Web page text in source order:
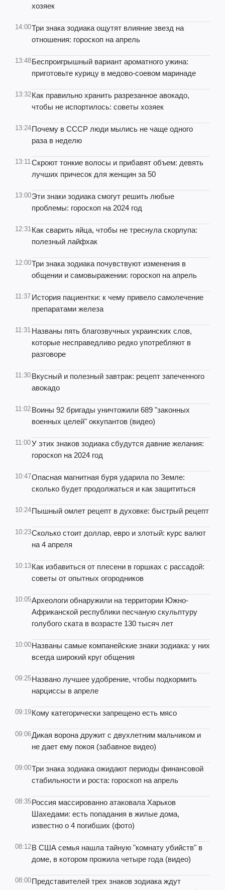
хозяек
14:00Три знака зодиака ощутят влияние звезд на
отношения: гороскоп на апрель
13:48Беспроигрышный вариант ароматного ужина:
приготовьте курицу в медово-соевом маринаде
13:32Как правильно хранить разрезанное авокадо,
чтобы не испортилось: советы хозяек
13:24Почему в СССР люди мылись не чаще одного
раза в неделю
13:11Скроют тонкие волосы и прибавят объем: девять
лучших причесок для женщин за 50
13:00Эти знаки зодиака смогут решить любые
проблемы: гороскоп на 2024 год
12:31Как сварить яйца, чтобы не треснула скорлупа:
полезный лайфхак
12:00Три знака зодиака почувствуют изменения в
общении и самовыражении: гороскоп на апрель
11:37 История пациентки: к чему привело самолечение
препаратами железа
11:31 Названы пять благозвучных украинских слов,
которые несправедливо редко употребляют в
разговоре
11:30 Вкусный и полезный завтрак: рецепт запеченного
авокадо
11:02 Воины 92 бригады уничтожили 689 "законных
военных целей" оккупантов (видео)
11:00У этих знаков зодиака сбудутся давние желания:
гороскоп на 2024 год
10:47Опасная магнитная буря ударила по Земле:
сколько будет продолжаться и как защититься
10:24Пышный омлет рецепт в духовке: быстрый рецепт
10:23Сколько стоит доллар, евро и злотый: курс валют
на 4 апреля
10:13Как избавиться от плесени в горшках с рассадой:
советы от опытных огородников
10:05Археологи обнаружили на территории Южно-
Африканской республики песчаную скульптуру
голубого ската в возрасте 130 тысяч лет
10:00Названы самые компанейские знаки зодиака: у них
всегда широкий круг общения
09:25Названо лучшее удобрение, чтобы подкормить
нарциссы в апреле
09:19Кому категорически запрещено есть мясо
09:06Дикая ворона дружит с двухлетним мальчиком и
не дает ему покоя (забавное видео)
09:00Три знака зодиака ожидают периоды финансовой
стабильности и роста: гороскоп на апрель
08:35Россия массированно атаковала Харьков
Шахедами: есть попадания в жилые дома,
известно о 4 погибших (фото)
08:12В США семья нашла тайную "комнату убийств" в
доме, в котором прожила четыре года (видео)
08:00Представителей трех знаков зодиака ждут